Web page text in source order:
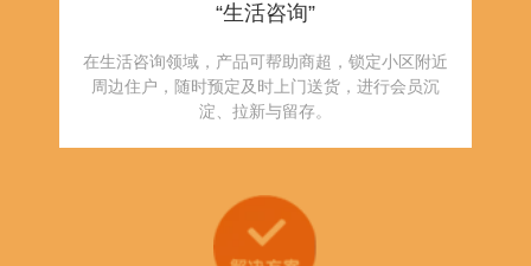
“生活咨询”
在生活咨询领域，产品可帮助商超，锁定小区附近
周边住户，随时预定及时上门送货，进行会员沉
淀、拉新与留存。